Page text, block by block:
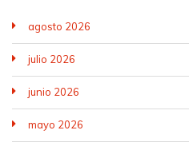
agosto 2026
julio 2026
junio 2026
mayo 2026